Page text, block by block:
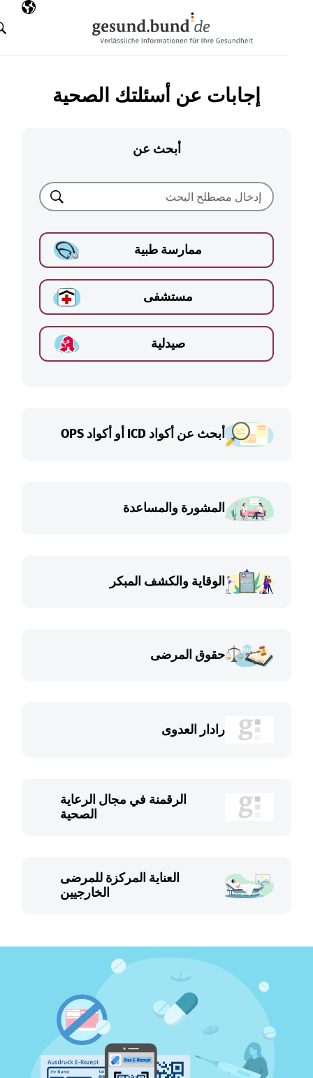
اللغة
البحث
إجابات عن أسئلتك الصحية
أبحث عن
ممارسة طبية
مستشفى
صيدلية
أبحث عن أكواد ICD أو أكواد OPS
المشورة والمساعدة
الوقاية والكشف المبكر
حقوق المرضى
رادار العدوى
الرقمنة في مجال الرعاية
الصحية
العناية المركزة للمرضى
الخارجيين